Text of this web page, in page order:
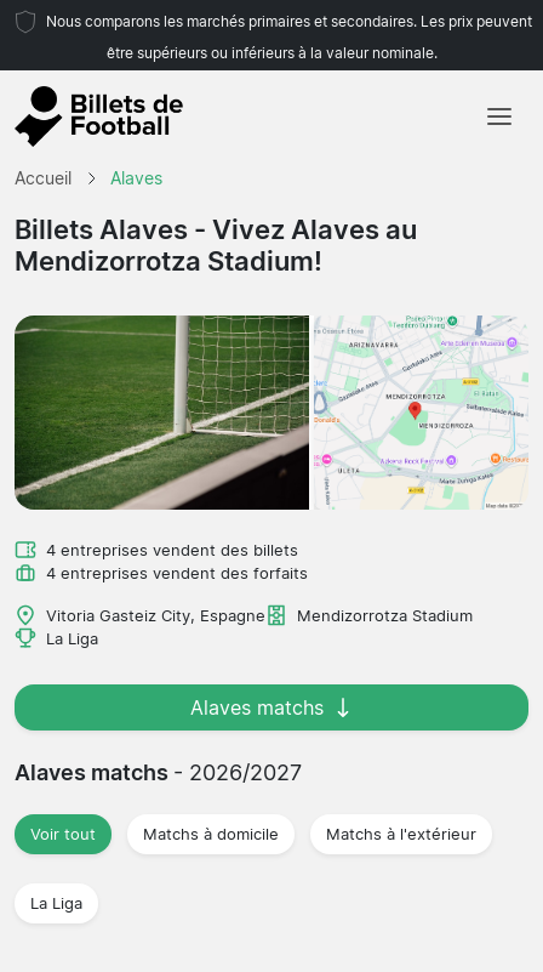
Nous comparons les marchés primaires et secondaires. Les prix peuvent
être supérieurs ou inférieurs à la valeur nominale.
Équipes
Championnats
Accueil Alaves
Billets Alaves - Vivez Alaves au
Mendizorrotza Stadium!
4 entreprises vendent des billets
4 entreprises vendent des forfaits
Vitoria Gasteiz City, Espagne
Mendizorrotza Stadium
La Liga
Alaves matchs
Alaves matchs - 2026/2027
Voir tout Matchs à domicile Matchs à l'extérieur
La Liga